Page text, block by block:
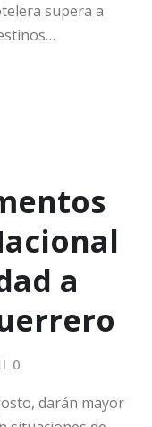
supera a
a
0
darán mayor